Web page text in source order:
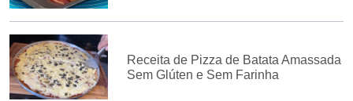
Receita de Pizza de Batata Amassada
Sem Glúten e Sem Farinha